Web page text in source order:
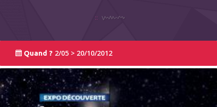
Quand ? 2/05 > 20/10/2012